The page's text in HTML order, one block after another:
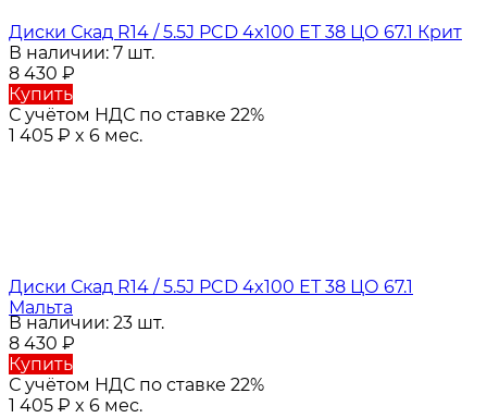
Диски Скад R14 / 5.5J PCD 4x100 ЕТ 38 ЦО 67.1 Крит
В наличии: 7 шт.
8 430 ₽
Купить
С учётом НДС по ставке 22%
1 405 ₽ x 6 мес.
Диски Скад R14 / 5.5J PCD 4x100 ЕТ 38 ЦО 67.1
Мальта
В наличии: 23 шт.
8 430 ₽
Купить
С учётом НДС по ставке 22%
1 405 ₽ x 6 мес.